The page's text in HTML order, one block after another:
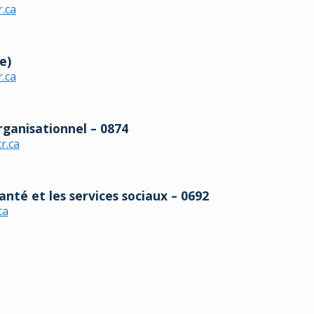
– 0874
et les services sociaux – 0692